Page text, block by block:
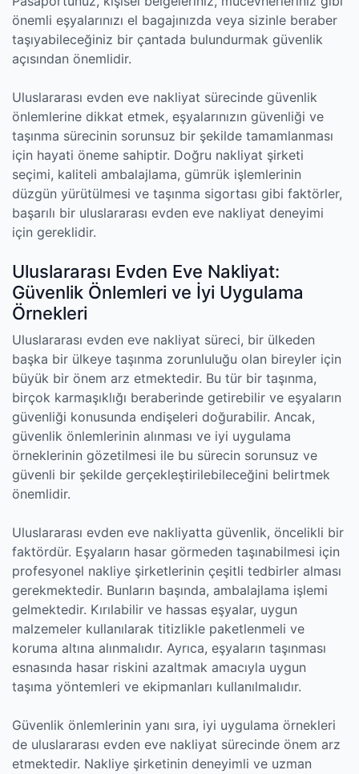
önemli eşyalarınızı el bagajınızda veya sizinle beraber
taşıyabileceğiniz bir çantada bulundurmak güvenlik
açısından önemlidir.
Uluslararası evden eve nakliyat sürecinde güvenlik
önlemlerine dikkat etmek, eşyalarınızın güvenliği ve
taşınma sürecinin sorunsuz bir şekilde tamamlanması
için hayati öneme sahiptir. Doğru nakliyat şirketi
seçimi, kaliteli ambalajlama, gümrük işlemlerinin
düzgün yürütülmesi ve taşınma sigortası gibi faktörler,
başarılı bir uluslararası evden eve nakliyat deneyimi
için gereklidir.
Uluslararası Evden Eve Nakliyat:
Güvenlik Önlemleri ve İyi Uygulama
Örnekleri
Uluslararası evden eve nakliyat süreci, bir ülkeden
başka bir ülkeye taşınma zorunluluğu olan bireyler için
büyük bir önem arz etmektedir. Bu tür bir taşınma,
birçok karmaşıklığı beraberinde getirebilir ve eşyaların
güvenliği konusunda endişeleri doğurabilir. Ancak,
güvenlik önlemlerinin alınması ve iyi uygulama
örneklerinin gözetilmesi ile bu sürecin sorunsuz ve
güvenli bir şekilde gerçekleştirilebileceğini belirtmek
önemlidir.
Uluslararası evden eve nakliyatta güvenlik, öncelikli bir
faktördür. Eşyaların hasar görmeden taşınabilmesi için
profesyonel nakliye şirketlerinin çeşitli tedbirler alması
gerekmektedir. Bunların başında, ambalajlama işlemi
gelmektedir. Kırılabilir ve hassas eşyalar, uygun
malzemeler kullanılarak titizlikle paketlenmeli ve
koruma altına alınmalıdır. Ayrıca, eşyaların taşınması
esnasında hasar riskini azaltmak amacıyla uygun
taşıma yöntemleri ve ekipmanları kullanılmalıdır.
Güvenlik önlemlerinin yanı sıra, iyi uygulama örnekleri
de uluslararası evden eve nakliyat sürecinde önem arz
etmektedir. Nakliye şirketinin deneyimli ve uzman